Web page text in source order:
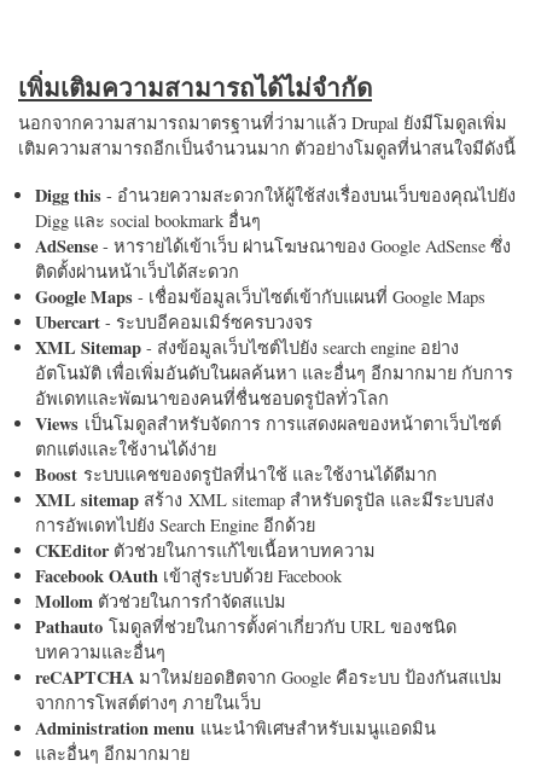
เพิ่มเติมความสามารถได้ไม่จำกัด
นอกจากความสามารถมาตรฐานที่ว่ามาแล้ว Drupal ยังมีโมดูลเพิ่ม
เติมความสามารถอีกเป็นจำนวนมาก ตัวอย่างโมดูลที่น่าสนใจมีดังนี้
Digg this - อำนวยความสะดวกให้ผู้ใช้ส่งเรื่องบนเว็บของคุณไปยัง
Digg และ social bookmark อื่นๆ
AdSense - หารายได้เข้าเว็บ ผ่านโฆษณาของ Google AdSense ซึ่ง
ติดตั้งผ่านหน้าเว็บได้สะดวก
Google Maps - เชื่อมข้อมูลเว็บไซต์เข้ากับแผนที่ Google Maps
Ubercart - ระบบอีคอมเมิร์ซครบวงจร
XML Sitemap - ส่งข้อมูลเว็บไซต์ไปยัง search engine อย่าง
อัตโนมัติ เพื่อเพิ่มอันดับในผลค้นหา และอื่นๆ อีกมากมาย กับการ
อัพเดทและพัฒนาของคนที่ชื่นชอบดรูปัลทั่วโลก
Views เป็นโมดูลสำหรับจัดการ การแสดงผลของหน้าตาเว็บไซต์
ตกแต่งและใช้งานได้ง่าย
Boost ระบบแคชของดรูปัลที่น่าใช้ และใช้งานได้ดีมาก
XML sitemap สร้าง XML sitemap สำหรับดรูปัล และมีระบบส่ง
การอัพเดทไปยัง Search Engine อีกด้วย
CKEditorตัวช่วยในการแก้ไขเนื้อหาบทความ
Facebook OAuth เข้าสู่ระบบด้วย Facebook
Mollom ตัวช่วยในการกำจัดสแปม
Pathauto โมดูลที่ช่วยในการตั้งค่าเกี่ยวกับ URL ของชนิด
บทความและอื่นๆ
reCAPTCHA มาใหม่ยอดฮิตจาก Google คือระบบ ป้องกันสแปม
จากการโพสต์ต่างๆ ภายในเว็บ
Administration menu แนะนำพิเศษสำหรับเมนูแอดมิน
และอื่นๆ อีกมากมาย